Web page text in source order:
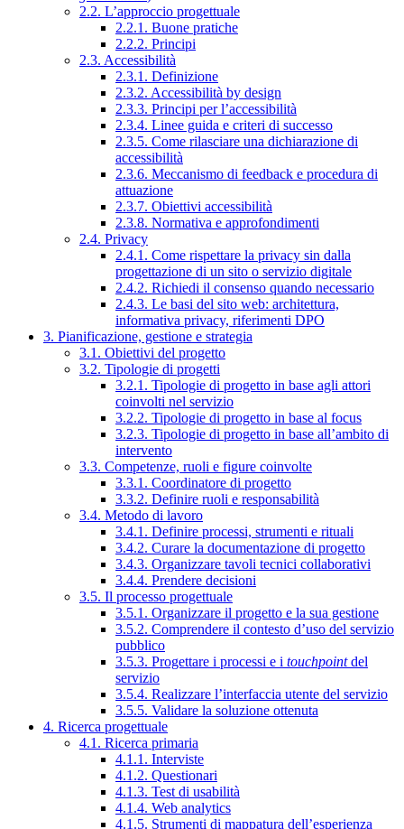
2.2. L’approccio progettuale
2.2.1. Buone pratiche
2.2.2. Principi
2.3. Accessibilità
2.3.1. Definizione
2.3.2. Accessibilità by design
2.3.3. Principi per l’accessibilità
2.3.4. Linee guida e criteri di successo
2.3.5. Come rilasciare una dichiarazione di
accessibilità
2.3.6. Meccanismo di feedback e procedura di
attuazione
2.3.7. Obiettivi accessibilità
2.3.8. Normativa e approfondimenti
2.4. Privacy
2.4.1. Come rispettare la privacy sin dalla
progettazione di un sito o servizio digitale
2.4.2. Richiedi il consenso quando necessario
2.4.3. Le basi del sito web: architettura,
informativa privacy, riferimenti DPO
3. Pianificazione, gestione e strategia
3.1. Obiettivi del progetto
3.2. Tipologie di progetti
3.2.1. Tipologie di progetto in base agli attori
coinvolti nel servizio
3.2.2. Tipologie di progetto in base al focus
3.2.3. Tipologie di progetto in base all’ambito di
intervento
3.3. Competenze, ruoli e figure coinvolte
3.3.1. Coordinatore di progetto
3.3.2. Definire ruoli e responsabilità
3.4. Metodo di lavoro
3.4.1. Definire processi, strumenti e rituali
3.4.2. Curare la documentazione di progetto
3.4.3. Organizzare tavoli tecnici collaborativi
3.4.4. Prendere decisioni
3.5. Il processo progettuale
3.5.1. Organizzare il progetto e la sua gestione
3.5.2. Comprendere il contesto d’uso del servizio
pubblico
3.5.3. Progettare i processi e i touchpointdel
servizio
3.5.4. Realizzare l’interfaccia utente del servizio
3.5.5. Validare la soluzione ottenuta
4. Ricerca progettuale
4.1. Ricerca primaria
4.1.1. Interviste
4.1.2. Questionari
4.1.3. Test di usabilità
4.1.4. Web analytics
4.1.5. Strumenti di mappatura dell’esperienza